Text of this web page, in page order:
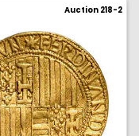
Auction 218-2